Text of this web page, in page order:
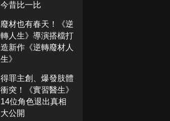
今昔比一比
廢材也有春天！《逆
轉人生》導演搭檔打
造新作《逆轉廢材人
生》
得罪主創、爆發肢體
衝突！《實習醫生》
14位角色退出真相
大公開